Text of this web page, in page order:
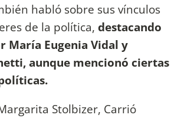
habló sobre sus vínculos
de la política, destacando
María Eugenia Vidal y
aunque mencionó ciertas
Stolbizer, Carrió